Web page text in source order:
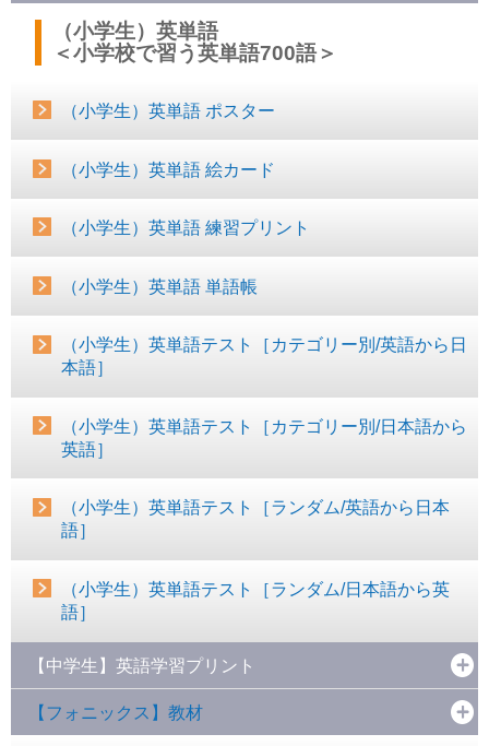
（小学生）英単語
＜小学校で習う英単語700語＞
（小学生）英単語 ポスター
（小学生）英単語 絵カード
（小学生）英単語 練習プリント
（小学生）英単語 単語帳
（小学生）英単語テスト［カテゴリー別/英語から日
本語］
（小学生）英単語テスト［カテゴリー別/日本語から
英語］
（小学生）英単語テスト［ランダム/英語から日本
語］
（小学生）英単語テスト［ランダム/日本語から英
語］
【中学生】英語学習プリント
【フォニックス】教材